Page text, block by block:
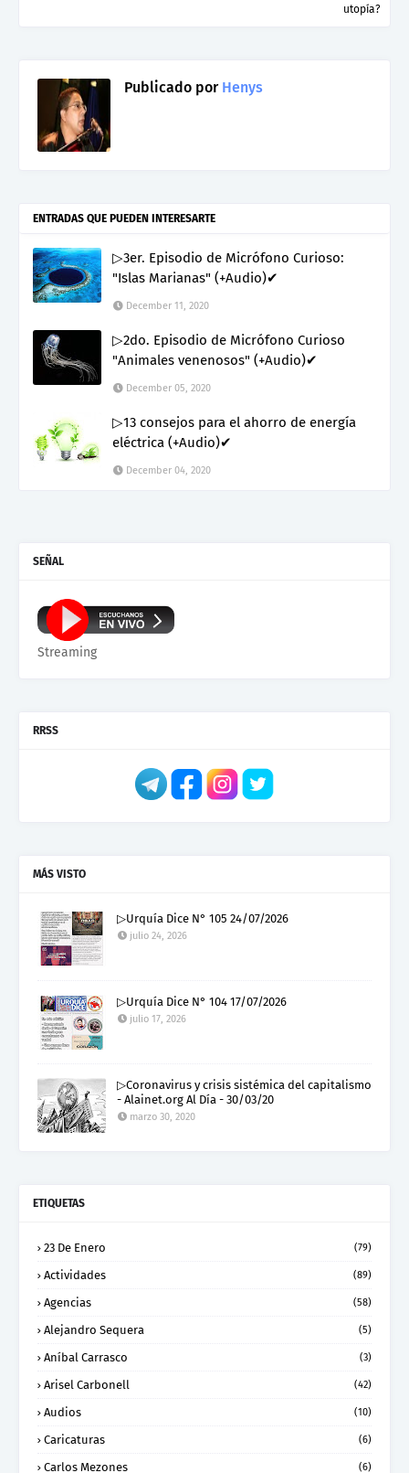
utopía?
Publicado porHenys
ENTRADAS QUE PUEDEN INTERESARTE
▷3er. Episodio de Micrófono Curioso:
"Islas Marianas" (+Audio)✔
December 11, 2020
▷2do. Episodio de Micrófono Curioso
"Animales venenosos" (+Audio)✔
December 05, 2020
▷13 consejos para el ahorro de energía
eléctrica (+Audio)✔
December 04, 2020
SEÑAL
Streaming
RRSS
MÁS VISTO
▷Urquía Dice N° 105 24/07/2026
julio 24, 2026
▷Urquía Dice N° 104 17/07/2026
julio 17, 2026
▷Coronavirus y crisis sistémica del capitalismo
- Alainet.org Al Día - 30/03/20
marzo 30, 2020
ETIQUETAS
23 De Enero (79)
Actividades (89)
Agencias (58)
Alejandro Sequera (5)
Aníbal Carrasco (3)
Arisel Carbonell (42)
Audios (10)
Caricaturas (6)
Carlos Mezones (6)